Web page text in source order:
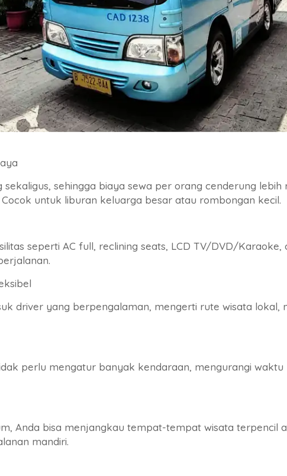
sehingga biaya sewa per orang cenderung lebih
untuk liburan keluarga besar atau rombongan kecil.
seperti AC full, reclining seats, LCD TV/DVD/Karaoke,
driver yang berpengalaman, mengerti rute wisata lokal,
perlu mengatur banyak kendaraan, mengurangi waktu
Anda bisa menjangkau tempat-tempat wisata terpencil
mandiri.